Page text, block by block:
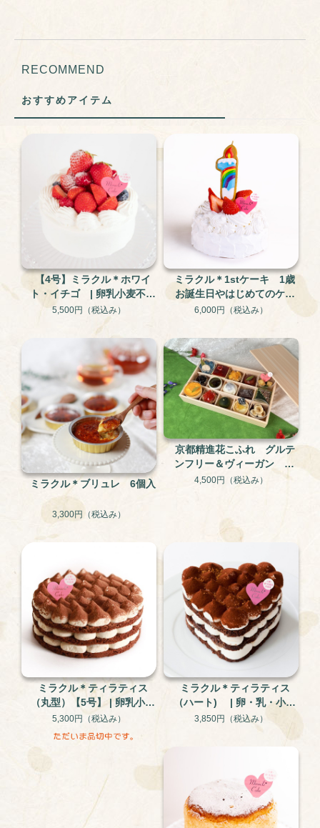
RECOMMEND
おすすめアイテム
【4号】ミラクル＊ホワイ
ト・イチゴ | 卵乳小麦不使
用 米粉と大豆のグルテン
フリー・アレルギー対応ケ
ーキ
5,500円 （税込み）
ミラクル＊1stケーキ 1歳
お誕生日やはじめてのケー
キに。 犬用にも| 卵・乳・
応ケーキ
6,000円 （税込み）
ミラクル＊ブリュレ 6個入
3,300円 （税込み）
京都精進花こふれ グルテ
ンフリー＆ヴィーガン 15
個入り
4,500円 （税込み）
ミラクル＊ティラティス
（丸型）【5号】 | 卵乳小麦
不使用 米粉と大豆のグル
テンフリー・アレルギー対
5,300円 （税込み）
ミラクル＊ティラティス
（ハート) | 卵・乳・小麦
不使用、米粉と大豆のグル
3,850円 （税込み）